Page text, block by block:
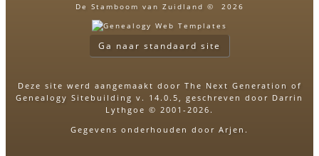
De Stamboom van Zuidland © 2026
Ga naar standaard site
Deze site werd aangemaakt door The Next Generation of
Genealogy Sitebuilding v. 14.0.5, geschreven door Darrin
Lythgoe © 2001-2026.
Gegevens onderhouden door Arjen .